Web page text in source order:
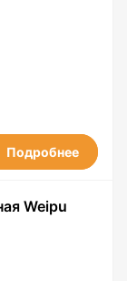
Подробнее
Weipu